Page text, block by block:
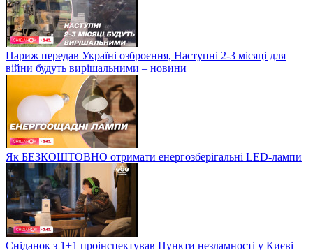
Париж передав Україні озброєння, Наступні 2-3 місяці для
війни будуть вирішальними – новини
Як БЕЗКОШТОВНО отримати енергозберігальні LED-лампи
Сніданок з 1+1 проінспектував Пункти незламності у Києві